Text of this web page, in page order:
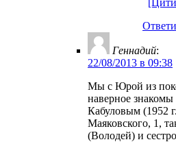
Геннадий:
22/08/2013 в 09:38
Мы с Юрой из
наверное
Кабуловым (1952
Маяковского, 1,
(Володей) и